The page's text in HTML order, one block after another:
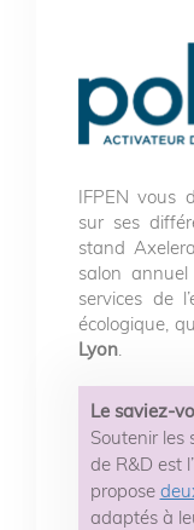
IFPEN vous
sur ses
stand
salon
services de
écologique,
Lyon.
Le saviez-
Soutenir les
de R&D est
propose
adaptés à